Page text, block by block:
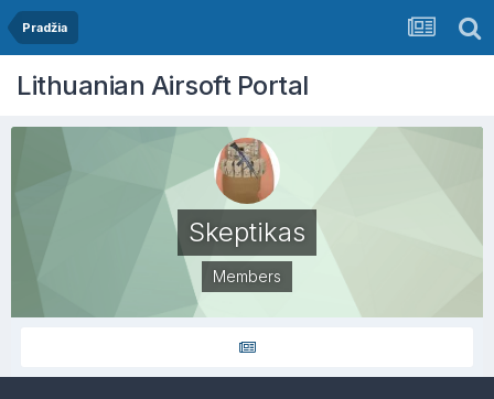
Pradžia
Lithuanian Airsoft Portal
Skeptikas
Members